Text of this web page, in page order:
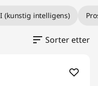
(kunstig intelligens)
Sorter etter